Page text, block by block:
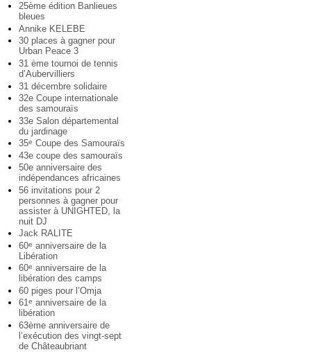
25ème édition Banlieues
bleues
Annike KELEBE
30 places à gagner pour
Urban Peace 3
31 ème tournoi de tennis
d’Aubervilliers
31 décembre solidaire
32e Coupe internationale
des samouraïs
33e Salon départemental
du jardinage
35e Coupe des Samouraïs
43e coupe des samouraïs
50e anniversaire des
indépendances africaines
56 invitations pour 2
personnes à gagner pour
assister à UNIGHTED, la
nuit DJ
Jack RALITE
60e anniversaire de la
Libération
60e anniversaire de la
libération des camps
60 piges pour l’Omja
61e anniversaire de la
libération
63ème anniversaire de
l’exécution des vingt-sept
de Châteaubriant